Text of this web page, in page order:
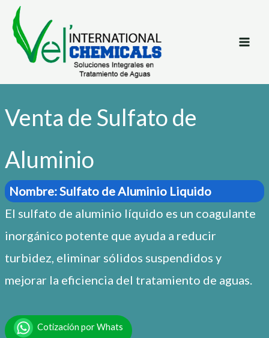
contenido
Venta de Sulfato de
Aluminio
Nombre: Sulfato de Aluminio Liquido
El sulfato de aluminio líquido es un coagulante
inorgánico potente que ayuda a reducir
turbidez, eliminar sólidos suspendidos y
mejorar la eficiencia del tratamiento de aguas.
Cotización por Whats